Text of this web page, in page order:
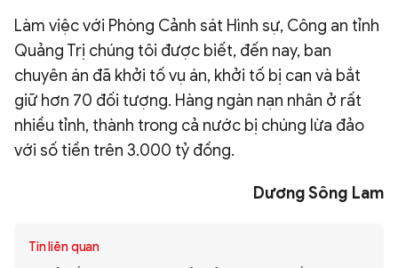
Làm việc với Phòng Cảnh sát Hình sự, Công an tỉnh
Quảng Trị chúng tôi được biết, đến nay, ban
chuyên án đã khởi tố vụ án, khởi tố bị can và bắt
giữ hơn 70 đối tượng. Hàng ngàn nạn nhân ở rất
nhiều tỉnh, thành trong cả nước bị chúng lừa đảo
với số tiền trên 3.000 tỷ đồng.
Dương Sông Lam
Tin liên quan